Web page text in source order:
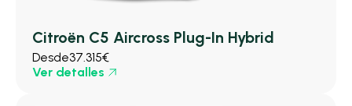
Citroën C5 Aircross Plug-In Hybrid
Desde37.315€
Ver detalles